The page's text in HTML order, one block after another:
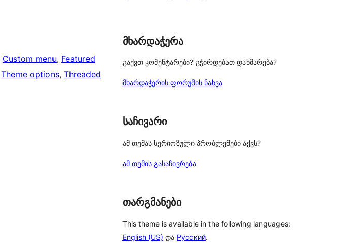
Custom menu, Featured
Theme options, Threaded
მხარდაჭერა
გაქვთ კომენტარები? გჭირდებათ დახმარება?
მხარდაჭერის ფორუმის ნახვა
საჩივარი
ამ თემას სერიოზული პრობლემები აქვს?
ამ თემის გასაჩივრება
თარგმანები
This theme is available in the following languages:
English (US) და Русский.